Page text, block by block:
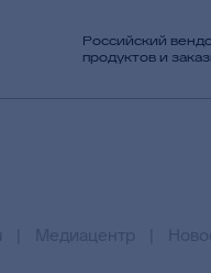
Российский
продуктов и